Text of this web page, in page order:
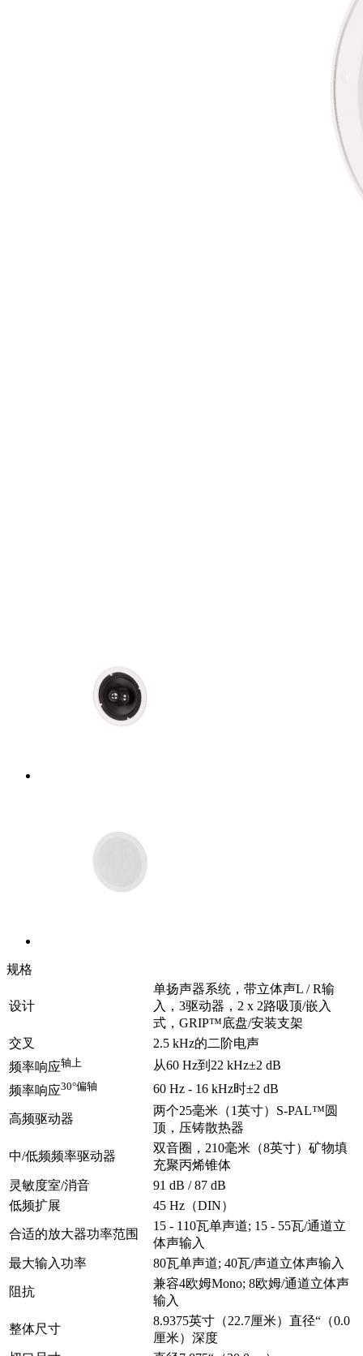
规格
设计
单扬声器系统，带立体声L / R输
入，3驱动器，2 x 2路吸顶/嵌入
式，GRIP™底盘/安装支架
交叉
2.5 kHz的二阶电声
频率响应轴上
从60 Hz到22 kHz±2 dB
频率响应30°偏轴 60 Hz - 16 kHz时±2 dB
高频驱动器
两个25毫米（1英寸）S-PAL™圆
顶，压铸散热器
中/低频频率驱动器
双音圈，210毫米（8英寸）矿物填
充聚丙烯锥体
灵敏度室/消音
91 dB / 87 dB
低频扩展
45 Hz（DIN）
合适的放大器功率范围
15 - 110瓦单声道; 15 - 55瓦/通道立
体声输入
最大输入功率
80瓦单声道; 40瓦/声道立体声输入
阻抗
兼容4欧姆Mono; 8欧姆/通道立体声
输入
整体尺寸
8.9375英寸（22.7厘米）直径“（0.0
厘米）深度